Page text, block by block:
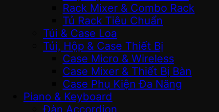
Rack Mixer & Combo Rack
Tủ Rack Tiêu Chuẩn
Túi & Case Loa
Túi, Hộp & Case Thiết Bị
Case Micro & Wireless
Case Mixer & Thiết Bị Bàn
Case Phụ Kiện Đa Năng
Piano & Keyboard
Đàn Accordion